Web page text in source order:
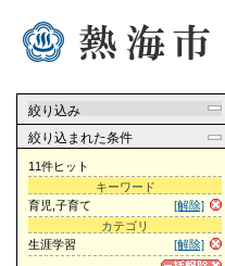
絞り込み
絞り込まれた条件
11件ヒット
キーワード
[解除]
育児,子育て
カテゴリ
[解除]
生涯学習